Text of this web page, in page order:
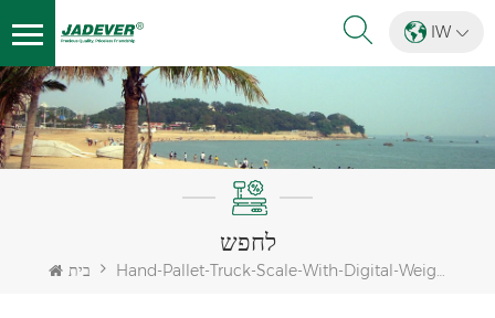
IW
לחפש
בית Hand-Pallet-Truck-Scale-With-Digital-Weighing-Indicator